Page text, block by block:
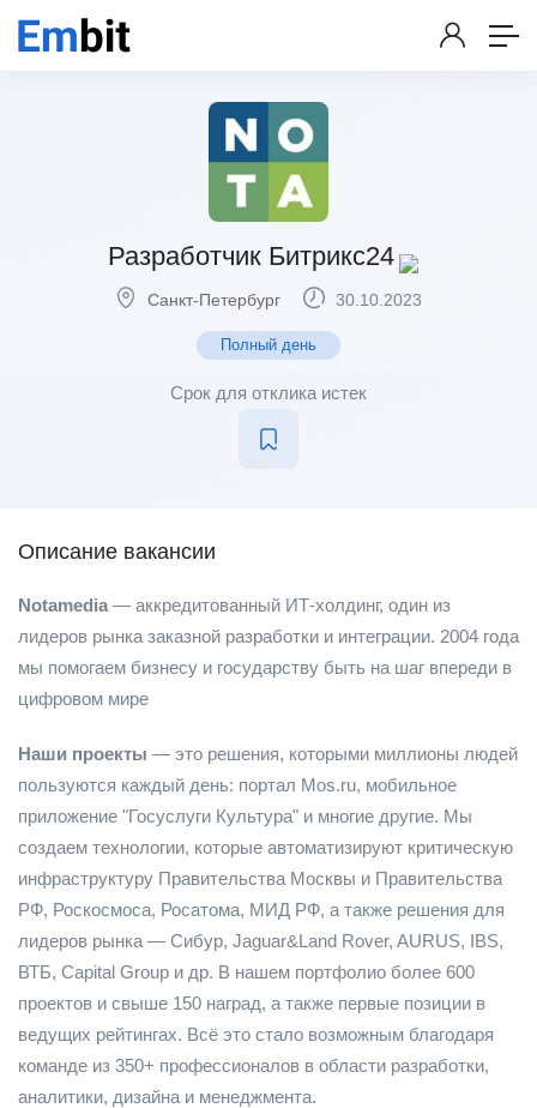
Разработчик Битрикс24
Санкт-Петербург 30.10.2023
Полный день
Срок для отклика истек
Описание вакансии
Notamedia — аккредитованный ИТ-холдинг, один из
лидеров рынка заказной разработки и интеграции. 2004 года
мы помогаем бизнесу и государству быть на шаг впереди в
цифровом мире
Наши проекты — это решения, которыми миллионы людей
пользуются каждый день: портал Mos.ru, мобильное
приложение "Госуслуги Культура" и многие другие. Мы
создаем технологии, которые автоматизируют критическую
инфраструктуру Правительства Москвы и Правительства
РФ, Роскосмоса, Росатома, МИД РФ, а также решения для
лидеров рынка — Сибур, Jaguar&Land Rover, AURUS, IBS,
ВТБ, Capital Group и др. В нашем портфолио более 600
проектов и свыше 150 наград, а также первые позиции в
ведущих рейтингах. Всё это стало возможным благодаря
команде из 350+ профессионалов в области разработки,
аналитики, дизайна и менеджмента.